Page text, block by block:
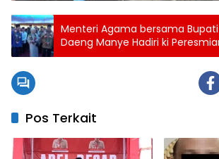
Menteri Agama bersama
Daeng Manye Hadiri ki
Sarkiah, Menteri Agama
Bertaraf Internasional di Takalar
Pos Terkait